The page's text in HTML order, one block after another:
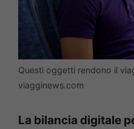
Questi oggetti rendono il
viagginews.com
La bilancia digitale